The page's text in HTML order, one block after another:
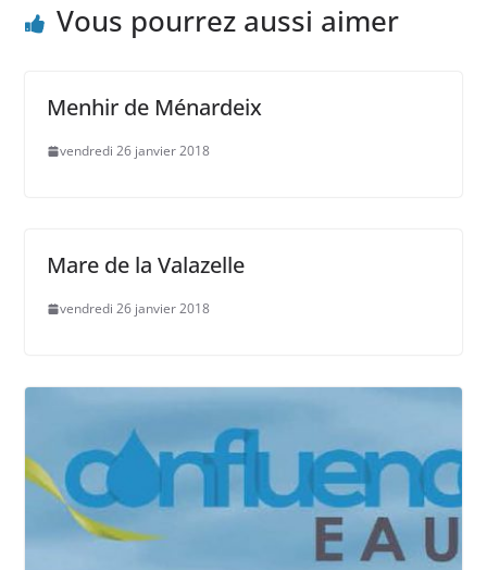
Vous pourrez aussi aimer
Menhir de Ménardeix
vendredi 26 janvier 2018
Mare de la Valazelle
vendredi 26 janvier 2018